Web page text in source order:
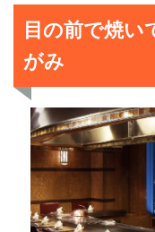
目の前で焼い
がみ